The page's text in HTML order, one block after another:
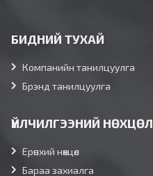
БИДНИЙ ТУХАЙ
Компанийн танилцуулга
Брэнд танилцуулга
ҮЙЛЧИЛГЭЭНИЙ НӨХЦӨЛ
Ерөнхий нөхцөл
Бараа захиалга